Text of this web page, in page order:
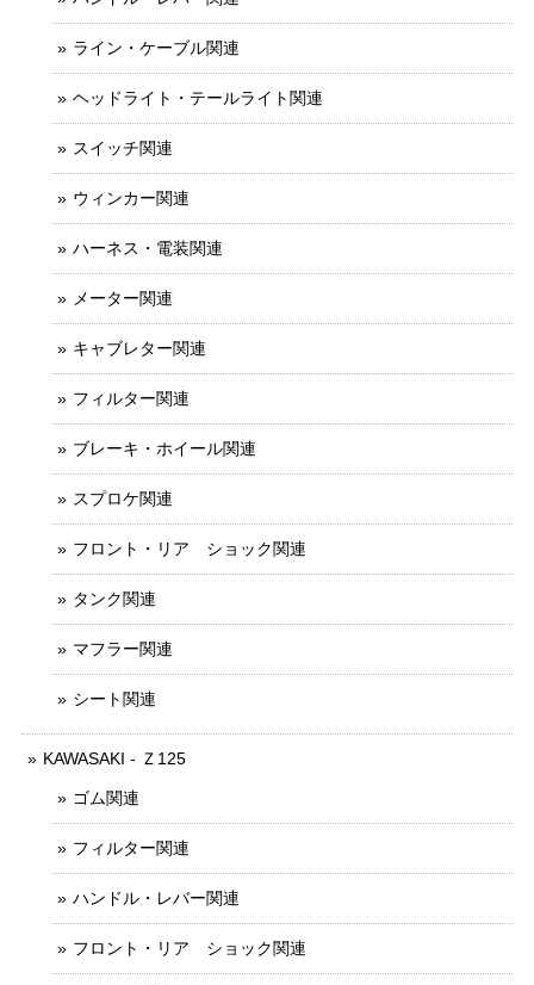
ライン・ケーブル関連
ヘッドライト・テールライト関連
スイッチ関連
ウィンカー関連
ハーネス・電装関連
メーター関連
キャブレター関連
フィルター関連
ブレーキ・ホイール関連
スプロケ関連
フロント・リア ショック関連
タンク関連
マフラー関連
シート関連
KAWASAKI - Ｚ125
ゴム関連
フィルター関連
ハンドル・レバー関連
フロント・リア ショック関連